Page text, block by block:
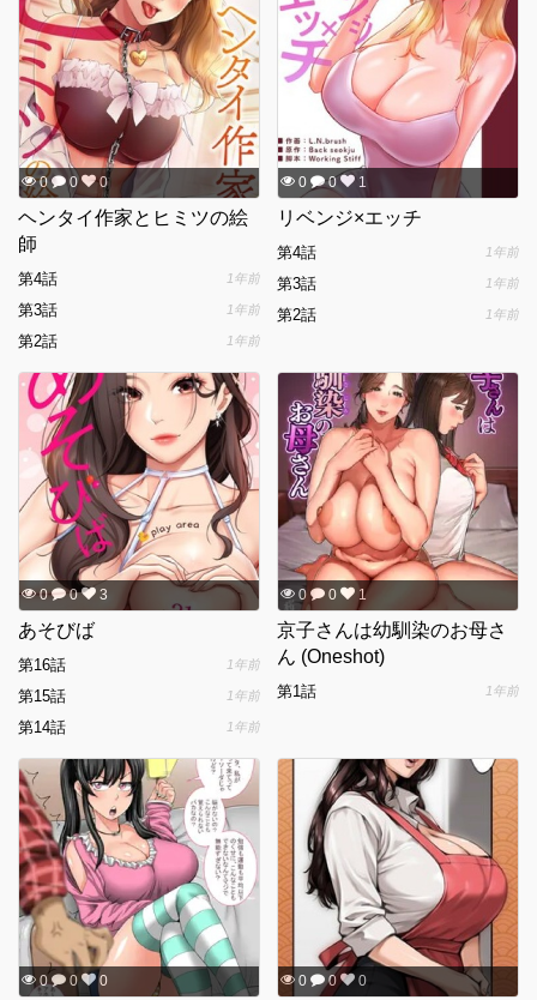
0 0 0
ヘンタイ作家とヒミツの絵
師
第4話 1年前
第3話 1年前
第2話 1年前
0 0 1
リベンジ×エッチ
第4話 1年前
第3話 1年前
第2話 1年前
0 0 3
あそびば
第16話 1年前
第15話 1年前
第14話 1年前
0 0 1
京子さんは幼馴染のお母さ
ん (Oneshot)
第1話 1年前
0 0 0 0 0 0